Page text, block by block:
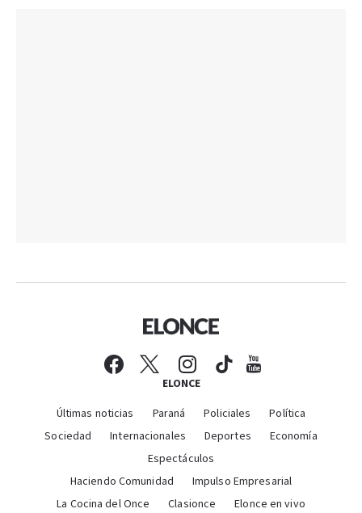
ELONCE
Últimas noticias Paraná Policiales
Política
Sociedad
Internacionales Deportes
Economía
Espectáculos
Haciendo Comunidad
Impulso Empresarial
La Cocina del Once
Clasionce Elonce en vivo